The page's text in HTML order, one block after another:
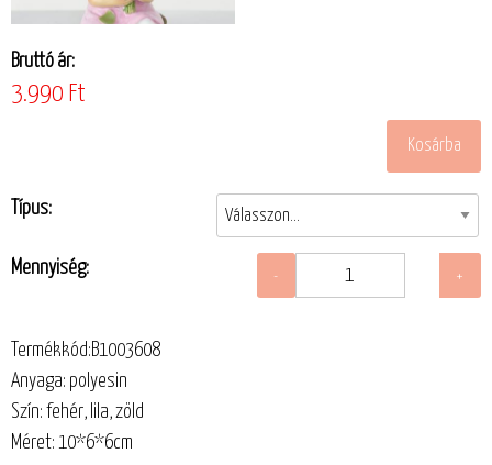
Bruttó ár:
3.990 Ft
Típus:
Mennyiség:
Termékkód:B1003608
Anyaga: polyesin
Szín: fehér, lila, zöld
Méret: 10*6*6cm